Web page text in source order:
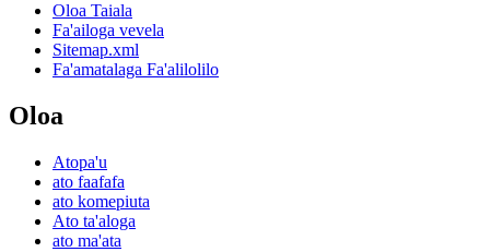
Oloa Taiala
Fa'ailoga vevela
Sitemap.xml
Fa'amatalaga Fa'alilolilo
Oloa
Atopa'u
ato faafafa
ato komepiuta
Ato ta'aloga
ato ma'ata